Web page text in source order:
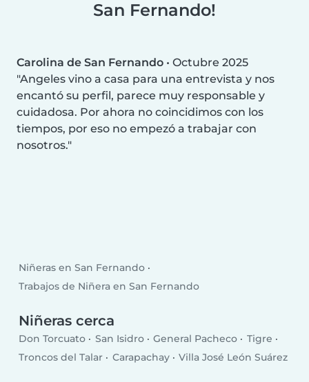
San Fernando!
Carolina de San Fernando • Octubre 2025
Angeles vino a casa para una entrevista y nos
encantó su perfil, parece muy responsable y
cuidadosa. Por ahora no coincidimos con los
tiempos, por eso no empezó a trabajar con
nosotros.
Niñeras en San Fernando
Trabajos de Niñera en San Fernando
Niñeras cerca
Don Torcuato San Isidro General Pacheco
Tigre
Troncos del Talar
Carapachay Villa José León Suárez